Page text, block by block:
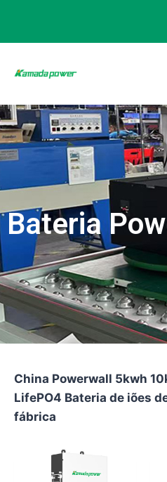
Bateria
China Powerwall 5kwh
LifePO4 Bateria de iões
fábrica